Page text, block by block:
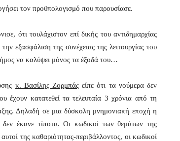
τον προϋπολογισμό που παρουσίασε.
ότι τουλάχιστον επί δικής του αντιδημαρχίας
εξασφάλιση της συνέχειας της λειτουργίας του
να καλύψει μόνος τα έξοδά του…
κ. Βασίλης Ζορμπάς είπε ότι τα νούμερα δεν
έχουν κατατεθεί τα τελευταία 3 χρόνια από τη
Δηλαδή σε μια δύσκολη μνημονιακή εποχή η
δεν έκανε τίποτα. Οι κωδικοί των θεμάτων της
της καθαριότητας-περιβάλλοντος, οι κωδικοί